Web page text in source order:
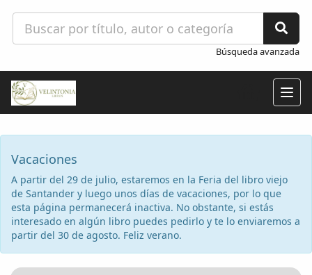
Búsqueda avanzada
Vacaciones
A partir del 29 de julio, estaremos en la Feria del libro viejo
de Santander y luego unos días de vacaciones, por lo que
esta página permanecerá inactiva. No obstante, si estás
interesado en algún libro puedes pedirlo y te lo enviaremos a
partir del 30 de agosto. Feliz verano.